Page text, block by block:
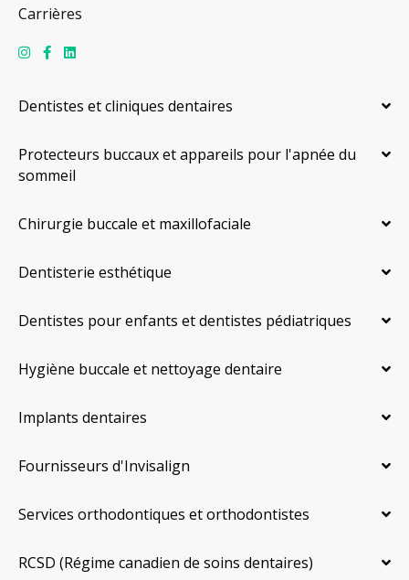
Carrières
Dentistes et cliniques dentaires
Protecteurs buccaux et appareils pour l'apnée du
sommeil
Chirurgie buccale et maxillofaciale
Dentisterie esthétique
Dentistes pour enfants et dentistes pédiatriques
Hygiène buccale et nettoyage dentaire
Implants dentaires
Fournisseurs d'Invisalign
Services orthodontiques et orthodontistes
RCSD (Régime canadien de soins dentaires)